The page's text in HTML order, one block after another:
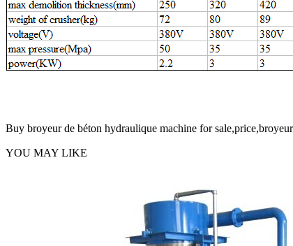
Buy broyeur de béton hydraulique machine for
YOU MAY LIKE